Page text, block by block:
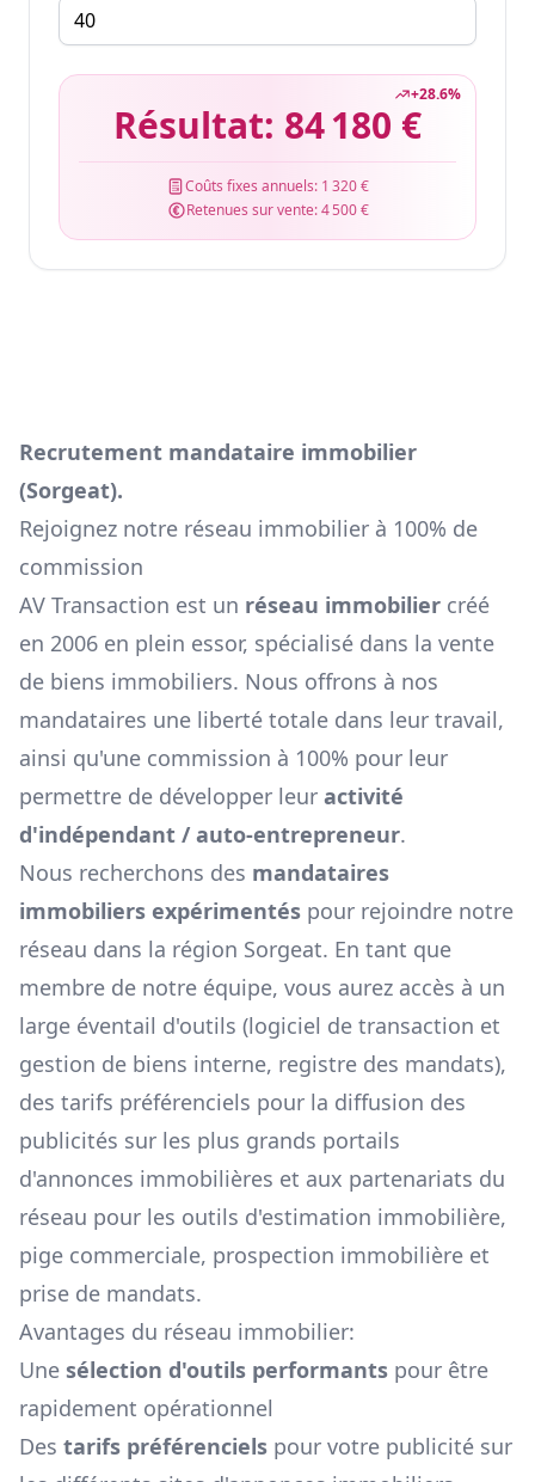
+28.6%
Résultat: 84 180 €
Coûts fixes annuels: 1 320 €
Retenues sur vente:4 500 €
Recrutement mandataire immobilier
(Sorgeat).
Rejoignez notre réseau immobilier à 100% de
commission
AV Transaction est un réseau immobilier créé
en 2006 en plein essor, spécialisé dans la vente
de biens immobiliers. Nous offrons à nos
mandataires une liberté totale dans leur travail,
ainsi qu'une commission à 100% pour leur
permettre de développer leur activité
d'indépendant / auto-entrepreneur.
Nous recherchons des mandataires
immobiliers expérimentés pour rejoindre notre
réseau dans la région Sorgeat. En tant que
membre de notre équipe, vous aurez accès à un
large éventail d'outils (logiciel de transaction et
gestion de biens interne, registre des mandats),
des tarifs préférenciels pour la diffusion des
publicités sur les plus grands portails
d'annonces immobilières et aux partenariats du
réseau pour les outils d'estimation immobilière,
pige commerciale, prospection immobilière et
prise de mandats.
Avantages du réseau immobilier:
Une sélection d'outils performants pour être
rapidement opérationnel
Des tarifs préférenciels pour votre publicité sur